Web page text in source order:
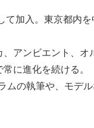
加入。東京都内を
アンビエント、オ
に進化を続ける。
ムの執筆や、モデ